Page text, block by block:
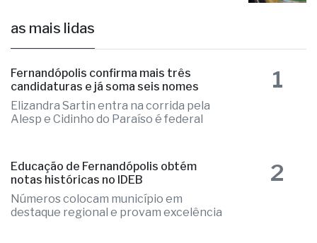
as mais lidas
Fernandópolis confirma mais três
candidaturas e já soma seis nomes
Elizandra Sartin entra na corrida pela
Alesp e Cidinho do Paraíso é federal
1
Educação de Fernandópolis obtém
notas históricas no IDEB
Números colocam município em
destaque regional e provam excelência
2